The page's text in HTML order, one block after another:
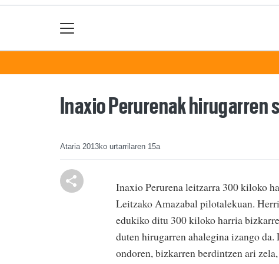
Inaxio Perurenak hirugarren
Ataria 2013ko urtarrilaren 15a
Inaxio Perurena leitzarra 300 kiloko
Leitzako Amazabal pilotalekuan.
edukiko ditu 300 kiloko harria
duten hirugarren ahalegina izango
ondoren, bizkarren berdintzen ari